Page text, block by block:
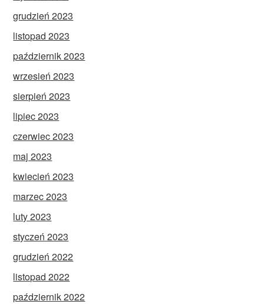
grudzień 2023
listopad 2023
październik 2023
wrzesień 2023
sierpień 2023
lipiec 2023
czerwiec 2023
maj 2023
kwiecień 2023
marzec 2023
luty 2023
styczeń 2023
grudzień 2022
listopad 2022
październik 2022